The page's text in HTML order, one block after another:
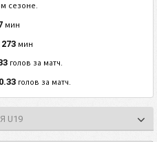
сезоне.
мин
273мин
голов за матч.
0.33голов за матч.
U19